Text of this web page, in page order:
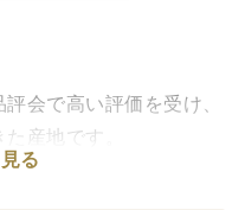
会で高い評価を受け、
産地です。
専用の碾茶として栽培
る